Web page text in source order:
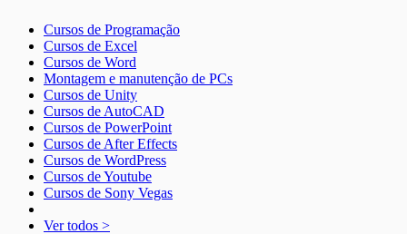
Cursos de Programação
Cursos de Excel
Cursos de Word
Montagem e manutenção de PCs
Cursos de Unity
Cursos de AutoCAD
Cursos de PowerPoint
Cursos de After Effects
Cursos de WordPress
Cursos de Youtube
Cursos de Sony Vegas
Ver todos >